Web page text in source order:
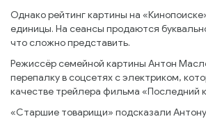
Однако рейтинг картины на
единицы. На сеансы продаются
что сложно представить.
Режиссёр семейной картины Антон
перепалку в соцсетях с электриком,
качестве трейлера фильма «Последний
«Старшие товарищи» подсказали